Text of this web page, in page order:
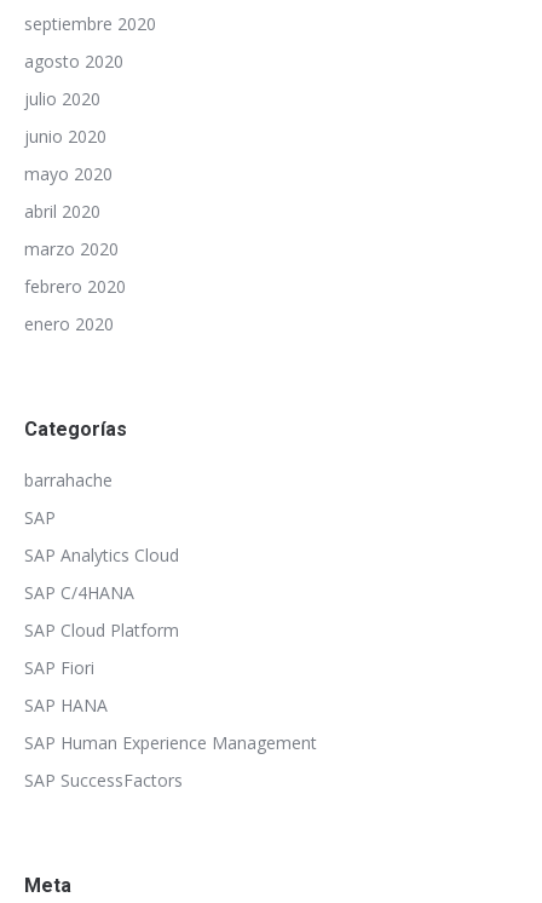
septiembre 2020
agosto 2020
julio 2020
junio 2020
mayo 2020
abril 2020
marzo 2020
febrero 2020
enero 2020
Categorías
barrahache
SAP
SAP Analytics Cloud
SAP C/4HANA
SAP Cloud Platform
SAP Fiori
SAP HANA
SAP Human Experience Management
SAP SuccessFactors
Meta